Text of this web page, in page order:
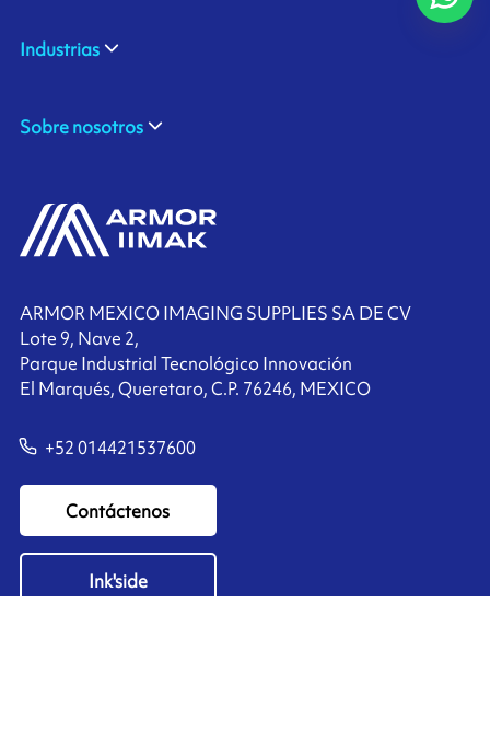
ARMOR MEXICO IMAGING SUPPLIES SA DE CV
Lote 9, Nave 2,
Parque Industrial Tecnológico Innovación
El Marqués, Queretaro, C.P. 76246, MEXICO
+52 014421537600
Contáctenos
Ink'side
Industrias
Sobre nosotros